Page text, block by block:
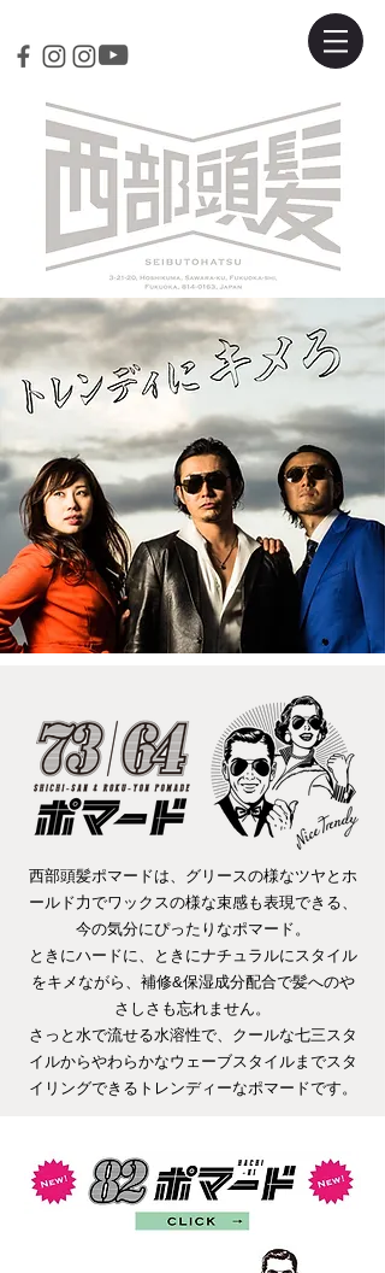
西部頭髪ポマードは、グリースの様なツヤとホ
ールド力でワックスの様な束感も表現できる、
今の気分にぴったりなポマード。
ときにハードに、ときにナチュラルにスタイル
をキメながら、補修&保湿成分配合で髪へのや
さしさも忘れません。
さっと水で流せる水溶性で、クールな七三スタ
イルからやわらかなウェーブスタイルまでスタ
イリングできるトレンディーなポマードです。